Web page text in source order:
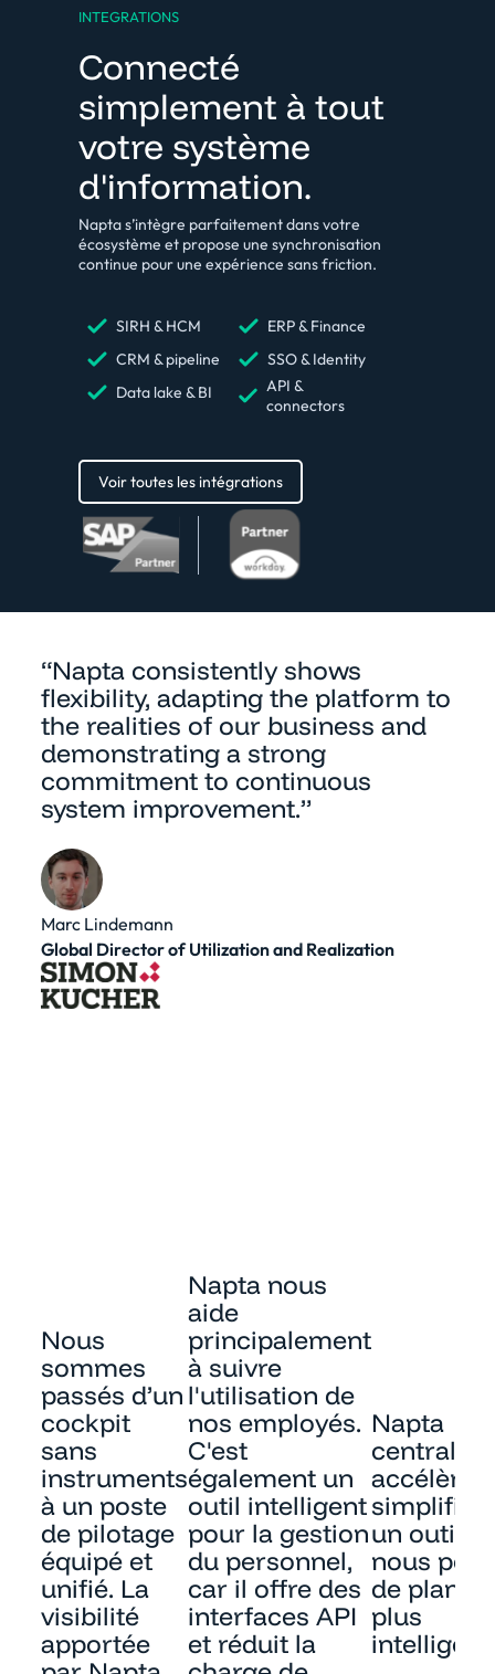
INTEGRATIONS
Connecté
simplement à tout
votre système
d'information.
Napta s’intègre parfaitement dans votre
écosystème et propose une synchronisation
continue pour une expérience sans friction.
SIRH & HCM
CRM & pipeline
Data lake & BI
ERP & Finance
SSO & Identity
API &
connectors
Voir toutes les intégrations
“Napta consistently shows
flexibility, adapting the platform to
the realities of our business and
demonstrating a strong
commitment to continuous
system improvement.”
Marc Lindemann
Global Director of Utilization and Realization
Nous
sommes
passés d’un
cockpit
sans
instruments
à un poste
de pilotage
équipé et
unifié. La
visibilité
apportée
Napta nous
aide
principalement
à suivre
l'utilisation de
nos employés.
C'est
également un
outil intelligent
pour la gestion
du personnel,
car il offre des
interfaces API
et réduit la
Napta
centralise,
accélère
simplifie.
un outil
nous
de
plus